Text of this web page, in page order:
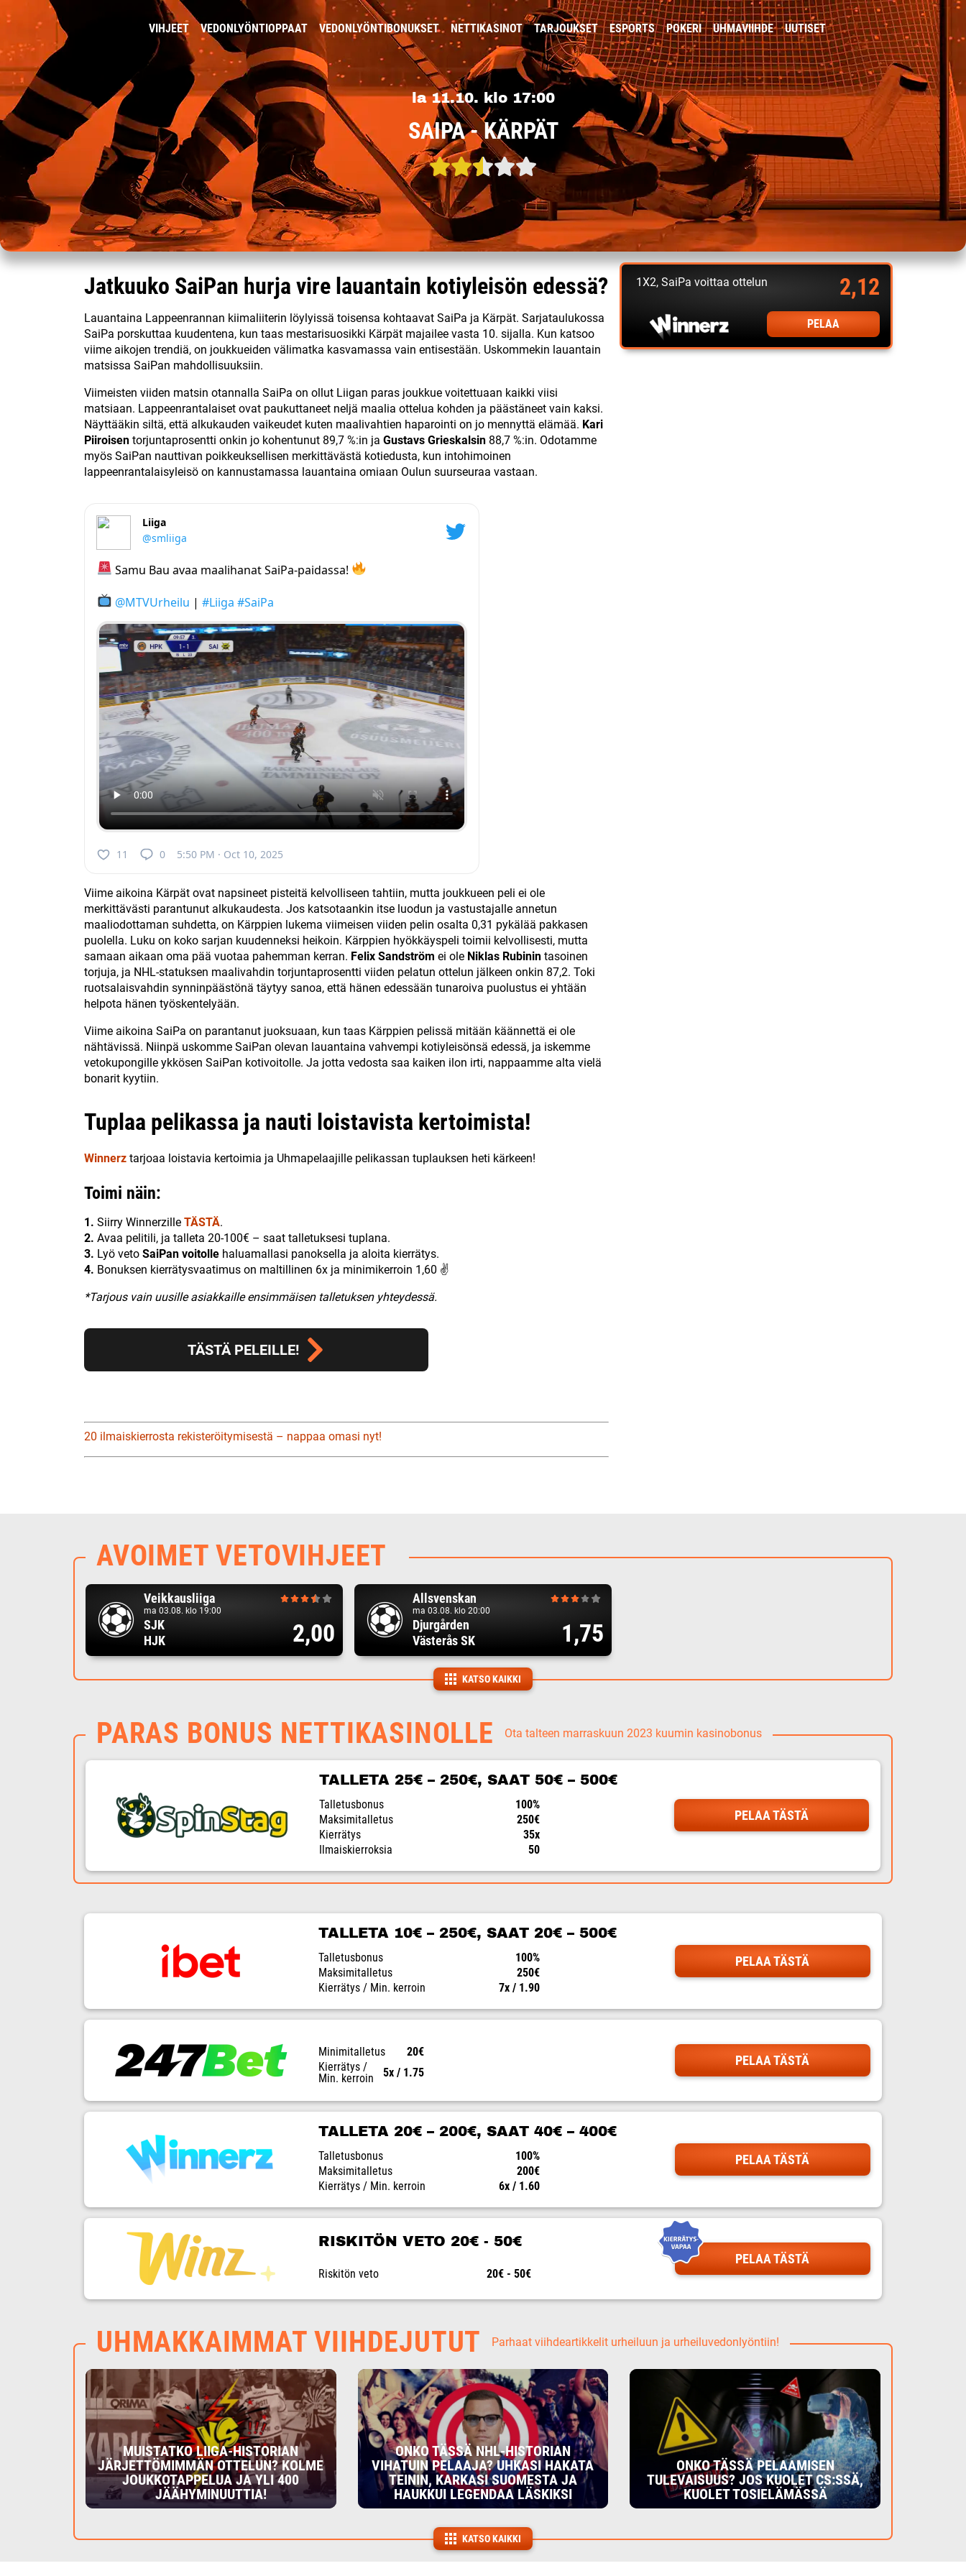
VIHJEET VEDONLYÖNTIOPPAAT VEDONLYÖNTIBONUKSET NETTIKASINOT TARJOUKSET ESPORTS POKERI UHMAVIIHDE UUTISET
la 11.10. klo 17:00
SAIPA - KÄRPÄT
1X2, SaiPa voittaa ottelun 2,12
PELAA
Jatkuuko SaiPan hurja vire lauantain kotiyleisön edessä?
Lauantaina Lappeenrannan kiimaliiterin löylyissä toisensa kohtaavat SaiPa ja Kärpät. Sarjataulukossa
SaiPa porskuttaa kuudentena, kun taas mestarisuosikki Kärpät majailee vasta 10. sijalla. Kun katsoo
viime aikojen trendiä, on joukkueiden välimatka kasvamassa vain entisestään. Uskommekin lauantain
matsissa SaiPan mahdollisuuksiin.
Viimeisten viiden matsin otannalla SaiPa on ollut Liigan paras joukkue voitettuaan kaikki viisi
matsiaan. Lappeenrantalaiset ovat paukuttaneet neljä maalia ottelua kohden ja päästäneet vain kaksi.
Näyttääkin siltä, että alkukauden vaikeudet kuten maalivahtien haparointi on jo mennyttä elämää. Kari
Piiroisen torjuntaprosentti onkin jo kohentunut 89,7 %:in ja Gustavs Grieskalsin 88,7 %:in. Odotamme
myös SaiPan nauttivan poikkeuksellisen merkittävästä kotiedusta, kun intohimoinen
lappeenrantalaisyleisö on kannustamassa lauantaina omiaan Oulun suurseuraa vastaan.
Liiga
@smliiga
Samu Bau avaa maalihanat SaiPa-paidassa!
@MTVUrheilu | #Liiga #SaiPa
11 0 5:50 PM · Oct 10, 2025
Viime aikoina Kärpät ovat napsineet pisteitä kelvolliseen tahtiin, mutta joukkueen peli ei ole
merkittävästi parantunut alkukaudesta. Jos katsotaankin itse luodun ja vastustajalle annetun
maaliodottaman suhdetta, on Kärppien lukema viimeisen viiden pelin osalta 0,31 pykälää pakkasen
puolella. Luku on koko sarjan kuudenneksi heikoin. Kärppien hyökkäyspeli toimii kelvollisesti, mutta
samaan aikaan oma pää vuotaa pahemman kerran. Felix Sandström ei ole Niklas Rubinin tasoinen
torjuja, ja NHL-statuksen maalivahdin torjuntaprosentti viiden pelatun ottelun jälkeen onkin 87,2. Toki
ruotsalaisvahdin synninpäästönä täytyy sanoa, että hänen edessään tunaroiva puolustus ei yhtään
helpota hänen työskentelyään.
Viime aikoina SaiPa on parantanut juoksuaan, kun taas Kärppien pelissä mitään käännettä ei ole
nähtävissä. Niinpä uskomme SaiPan olevan lauantaina vahvempi kotiyleisönsä edessä, ja iskemme
vetokupongille ykkösen SaiPan kotivoitolle. Ja jotta vedosta saa kaiken ilon irti, nappaamme alta vielä
bonarit kyytiin.
Tuplaa pelikassa ja nauti loistavista kertoimista!
Winnerz tarjoaa loistavia kertoimia ja Uhmapelaajille pelikassan tuplauksen heti kärkeen!
Toimi näin:
1. Siirry Winnerzille TÄSTÄ.
2. Avaa pelitili, ja talleta 20-100€ – saat talletuksesi tuplana.
3. Lyö veto SaiPan voitolle haluamallasi panoksella ja aloita kierrätys.
4. Bonuksen kierrätysvaatimus on maltillinen 6x ja minimikerroin 1,60 ✌
*Tarjous vain uusille asiakkaille ensimmäisen talletuksen yhteydessä.
TÄSTÄ PELEILLE!
20 ilmaiskierrosta rekisteröitymisestä – nappaa omasi nyt!
AVOIMET VETOVIHJEET
Veikkausliiga
ma 03.08. klo 19:00
SJK
HJK
2,00
Allsvenskan
ma 03.08. klo 20:00
Djurgården
Västerås SK
1,75
KATSO KAIKKI
PARAS BONUS NETTIKASINOLLE Ota talteen marraskuun 2023 kuumin kasinobonus
TALLETA 25€ – 250€, SAAT 50€ – 500€
Talletusbonus
100%
Maksimitalletus
250€
Kierrätys
35x
Ilmaiskierroksia
50
PELAA TÄSTÄ
TALLETA 10€ – 250€, SAAT 20€ – 500€
Talletusbonus
100%
Maksimitalletus
250€
Kierrätys / Min. kerroin
7x / 1.90
PELAA TÄSTÄ
Minimitalletus
20€
Kierrätys /
Min. kerroin
5x / 1.75
PELAA TÄSTÄ
TALLETA 20€ – 200€, SAAT 40€ – 400€
Talletusbonus
100%
Maksimitalletus
200€
Kierrätys / Min. kerroin
6x / 1.60
PELAA TÄSTÄ
RISKITÖN VETO 20€ - 50€
Riskitön veto 20€ - 50€
PELAA TÄSTÄ
UHMAKKAIMMAT VIIHDEJUTUT Parhaat viihdeartikkelit urheiluun ja urheiluvedonlyöntiin!
MUISTATKO LIIGA-HISTORIAN
JÄRJETTÖMIMMÄN OTTELUN? KOLME
JOUKKOTAPPELUA JA YLI 400
JÄÄHYMINUUTTIA!
ONKO TÄSSÄ NHL-HISTORIAN
VIHATUIN PELAAJA? UHKASI HAKATA
TEININ, KARKASI SUOMESTA JA
HAUKKUI LEGENDAA LÄSKIKSI
ONKO TÄSSÄ PELAAMISEN
TULEVAISUUS? JOS KUOLET CS:SSÄ,
KUOLET TOSIELÄMÄSSÄ
KATSO KAIKKI